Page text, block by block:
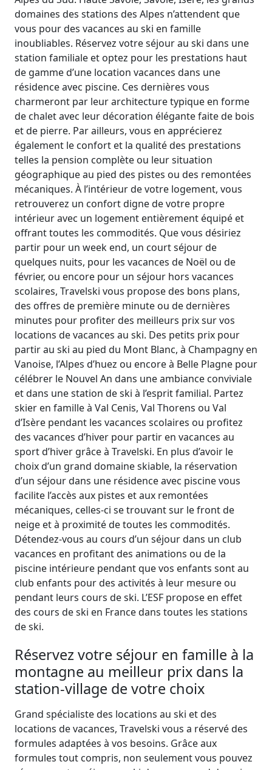
domaines des stations des Alpes n’attendent que
vous pour des vacances au ski en famille
inoubliables. Réservez votre séjour au ski dans une
station familiale et optez pour les prestations haut
de gamme d’une location vacances dans une
résidence avec piscine. Ces dernières vous
charmeront par leur architecture typique en forme
de chalet avec leur décoration élégante faite de bois
et de pierre. Par ailleurs, vous en apprécierez
également le confort et la qualité des prestations
telles la pension complète ou leur situation
géographique au pied des pistes ou des remontées
mécaniques. À l’intérieur de votre logement, vous
retrouverez un confort digne de votre propre
intérieur avec un logement entièrement équipé et
offrant toutes les commodités. Que vous désiriez
partir pour un week end, un court séjour de
quelques nuits, pour les vacances de Noël ou de
février, ou encore pour un séjour hors vacances
scolaires, Travelski vous propose des bons plans,
des offres de première minute ou de dernières
minutes pour profiter des meilleurs prix sur vos
locations de vacances au ski. Des petits prix pour
partir au ski au pied du Mont Blanc, à Champagny en
Vanoise, l’Alpes d’huez ou encore à Belle Plagne pour
célébrer le Nouvel An dans une ambiance conviviale
et dans une station de ski à l’esprit familial. Partez
skier en famille à Val Cenis, Val Thorens ou Val
d’Isère pendant les vacances scolaires ou profitez
des vacances d’hiver pour partir en vacances au
sport d’hiver grâce à Travelski. En plus d’avoir le
choix d’un grand domaine skiable, la réservation
d’un séjour dans une résidence avec piscine vous
facilite l’accès aux pistes et aux remontées
mécaniques, celles-ci se trouvant sur le front de
neige et à proximité de toutes les commodités.
Détendez-vous au cours d’un séjour dans un club
vacances en profitant des animations ou de la
piscine intérieure pendant que vos enfants sont au
club enfants pour des activités à leur mesure ou
pendant leurs cours de ski. L’ESF propose en effet
des cours de ski en France dans toutes les stations
de ski.
Réservez votre séjour en famille à la
montagne au meilleur prix dans la
station-village de votre choix
Grand spécialiste des locations au ski et des
locations de vacances, Travelski vous a réservé des
formules adaptées à vos besoins. Grâce aux
formules tout compris, non seulement vous pouvez